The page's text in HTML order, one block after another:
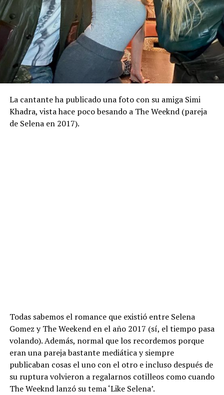
La cantante ha publicado una foto con su amiga Simi
Khadra, vista hace poco besando a The Weeknd (pareja
de Selena en 2017).
Todas sabemos el romance que existió entre Selena
Gomez y The Weekend en el año 2017 (sí, el tiempo pasa
volando). Además, normal que los recordemos porque
eran una pareja bastante mediática y siempre
publicaban cosas el uno con el otro e incluso después de
su ruptura volvieron a regalarnos cotilleos como cuando
The Weeknd lanzó su tema ‘Like Selena’.